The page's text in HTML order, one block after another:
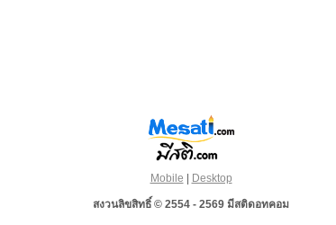
Mobile | Desktop
สงวนลิขสิทธิ์ © 2554 - 2569 มีสติดอทคอม